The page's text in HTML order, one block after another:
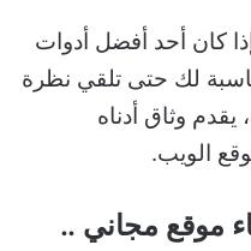
كان أحد أفضل أدوات
لك حتى تلقي نظرة
وثاق أدناه
الويب.
موقع مجاني ..